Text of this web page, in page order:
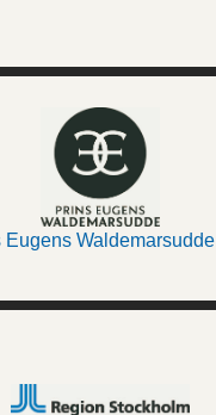
Eugens Waldemarsudde